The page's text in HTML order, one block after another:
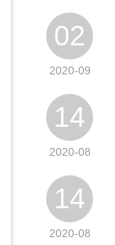
02
2020-09
14
2020-08
14
2020-08